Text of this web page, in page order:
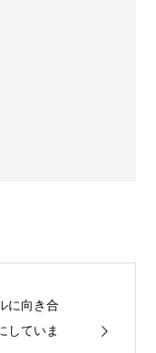
に向き合
していま